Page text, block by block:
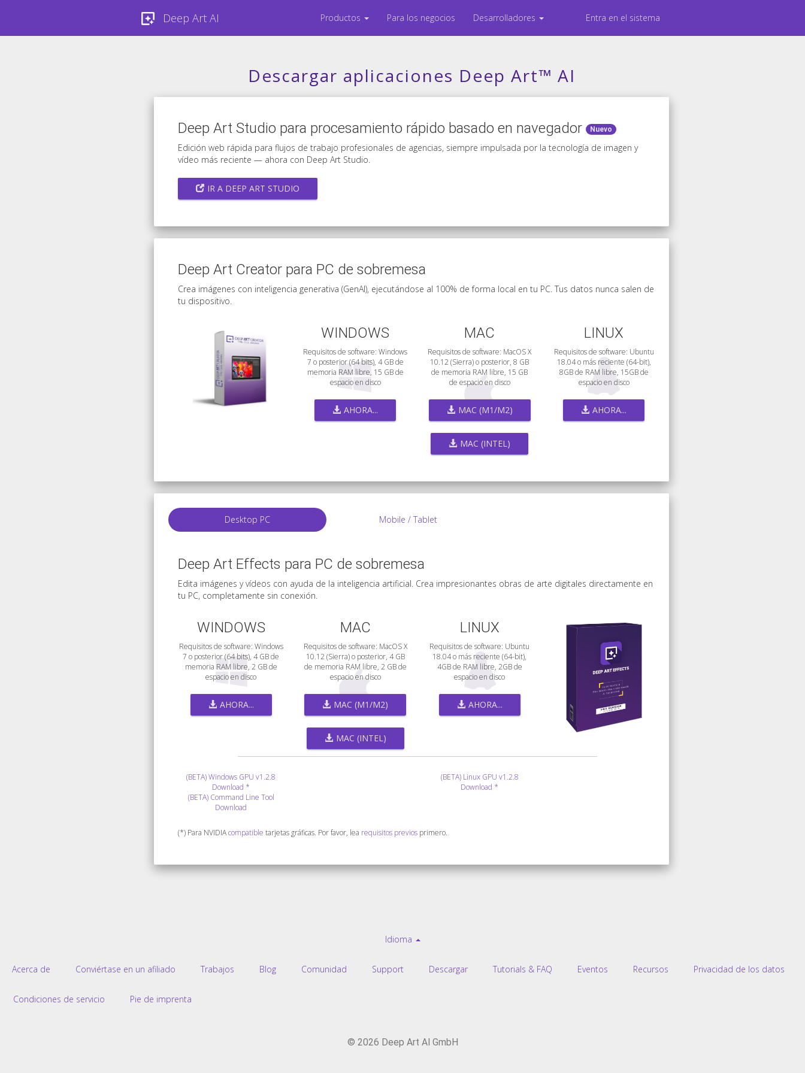
Deep Art AI Productos Para los negocios Desarrolladores Entra en el sistema
Descargar aplicaciones Deep Art™ AI
Deep Art Studio para procesamiento rápido basado en navegador Nuevo
Edición web rápida para flujos de trabajo profesionales de agencias, siempre impulsada por la tecnología de imagen y
vídeo más reciente — ahora con Deep Art Studio.
IR A DEEP ART STUDIO
Deep Art Creator para PC de sobremesa
Crea imágenes con inteligencia generativa (GenAI), ejecutándose al 100% de forma local en tu PC. Tus datos nunca salen de
tu dispositivo.
WINDOWS
Requisitos de software: Windows
7 o posterior (64 bits), 4 GB de
memoria RAM libre, 15 GB de
espacio en disco
AHORA...
MAC
Requisitos de software: MacOS X
10.12 (Sierra) o posterior, 8 GB
de memoria RAM libre, 15 GB
de espacio en disco
MAC (M1/M2)
MAC (INTEL)
LINUX
Requisitos de software: Ubuntu
18.04 o más reciente (64-bit),
8GB de RAM libre, 15GB de
espacio en disco
AHORA...
Desktop PC Mobile / Tablet
Deep Art Effects para PC de sobremesa
Edita imágenes y vídeos con ayuda de la inteligencia artificial. Crea impresionantes obras de arte digitales directamente en
tu PC, completamente sin conexión.
WINDOWS
Requisitos de software: Windows
7 o posterior (64 bits), 4 GB de
memoria RAM libre, 2 GB de
espacio en disco
AHORA...
MAC
Requisitos de software: MacOS X
10.12 (Sierra) o posterior, 4 GB
de memoria RAM libre, 2 GB de
espacio en disco
MAC (M1/M2)
MAC (INTEL)
LINUX
Requisitos de software: Ubuntu
18.04 o más reciente (64-bit),
4GB de RAM libre, 2GB de
espacio en disco
AHORA...
(BETA) Windows GPU v1.2.8
Download *
(BETA) Command Line Tool
Download
(BETA) Linux GPU v1.2.8
Download *
(*) Para NVIDIAcompatible tarjetas gráficas. Por favor, lea requisitos previos primero.
Idioma
Acerca de Conviértase en un afiliado Trabajos Blog Comunidad Support Descargar Tutorials & FAQ Eventos Recursos Privacidad de los datos
Condiciones de servicio Pie de imprenta
© 2026 Deep Art AI GmbH